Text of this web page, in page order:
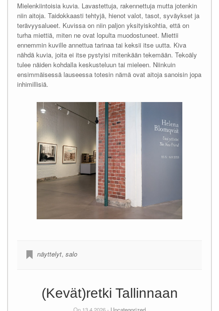
Mielenkiintoisia kuvia. Lavastettuja, rakennettuja mutta jotenkin
niin aitoja. Taidokkaasti tehtyjä, hienot valot, tasot, syväykset ja
terävyysalueet. Kuvissa on niin paljon yksityiskohtia, että on
turha miettiä, miten ne ovat lopulta muodostuneet. Miettii
ennemmin kuville annettua tarinaa tai keksii itse uutta. Kiva
nähdä kuvia, joita ei itse pystyisi mitenkään tekemään. Tekoäly
tulee näiden kohdalla keskusteluun tai mieleen. Niinkuin
ensimmäisessä lauseessa totesin nämä ovat aitoja sanoisin jopa
inhimillisiä.
näyttelyt, salo
(Kevät)retki Tallinnaan